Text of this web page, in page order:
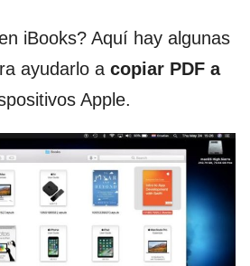
iBooks? Aquí hay algunas
ayudarlo a copiar PDF a
Apple.